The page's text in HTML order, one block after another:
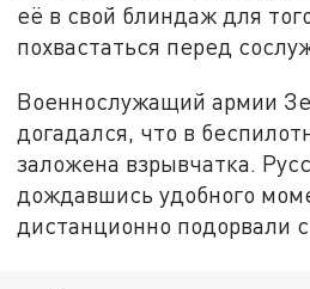
её в свой блиндаж для
похвастаться перед
Военнослужащий армии
догадался, что в
заложена взрывчатка.
дождавшись удобного
дистанционно подорвали